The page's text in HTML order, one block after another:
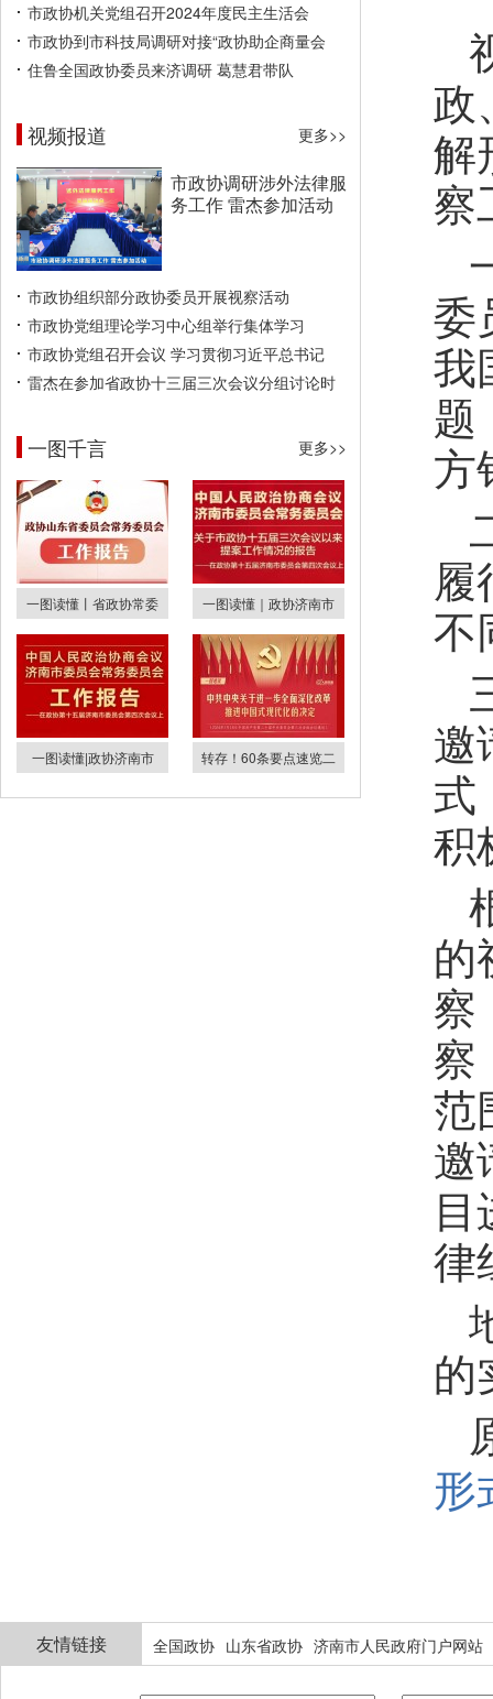
市政协机关党组召开2024年度民主生活会
市政协到市科技局调研对接“政协助企商量会
住鲁全国政协委员来济调研 葛慧君带队
视频报道 更多>>
市政协调研涉外法律服
务工作 雷杰参加活动
市政协组织部分政协委员开展视察活动
市政协党组理论学习中心组举行集体学习
市政协党组召开会议 学习贯彻习近平总书记
雷杰在参加省政协十三届三次会议分组讨论时
一图千言 更多>>
一图读懂丨省政协常委 一图读懂｜政协济南市
一图读懂|政协济南市 转存！60条要点速览二
政
解
察
委
我
题
方
履
不
邀
式
积
的
察
察
范
邀
律
的
形
友情链接 全国政协 山东省政协 济南市人民政府门户网站